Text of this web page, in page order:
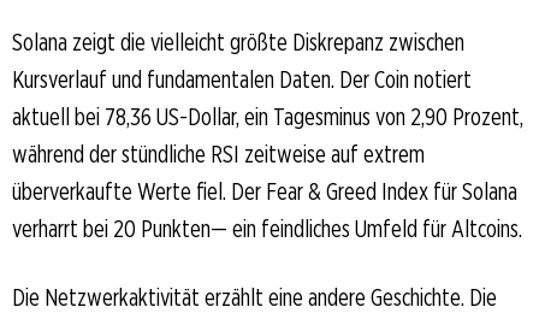
Solana zeigt die vielleicht größte Diskrepanz zwischen
Kursverlauf und fundamentalen Daten. Der Coin notiert
aktuell bei 78,36 US-Dollar, ein Tagesminus von 2,90 Prozent,
während der stündliche RSI zeitweise auf extrem
überverkaufte Werte fiel. Der Fear & Greed Index für Solana
verharrt bei 20 Punkten— ein feindliches Umfeld für Altcoins.
Die Netzwerkaktivität erzählt eine andere Geschichte. Die